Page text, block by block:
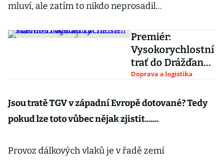
mluví, ale zatím to nikdo neprosadil…
Premiér:
Vysokorychlostní
trať do Drážďan
začneme stavět v
Doprava a logistika
Jsou tratě TGV v západní Evropě dotované? Tedy
pokud lze toto vůbec nějak zjistit.......
Provoz dálkových vlaků je v řadě zemí